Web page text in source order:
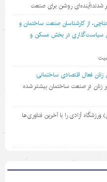
شدند؛آینده‌ای روشن برای صنعت
از کارشناسان صنعت ساختمان و
سیاست‌گذاری در بخش مسکن و
زنان فعال اقتصادی ساختمانی:
زنان در صنعت ساختمان بیشتر شده
ورزشگاه آزادی را با آخرین فناوری‌ها